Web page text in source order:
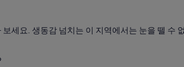
세요. 생동감 넘치는 이 지역에서는 눈을 뗄 수